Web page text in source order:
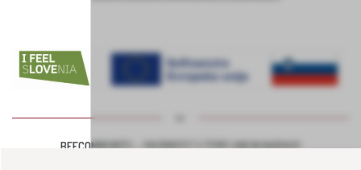
BEECOMMUNITY – SKUPNOST S ČEBELAMI IN NARAVO